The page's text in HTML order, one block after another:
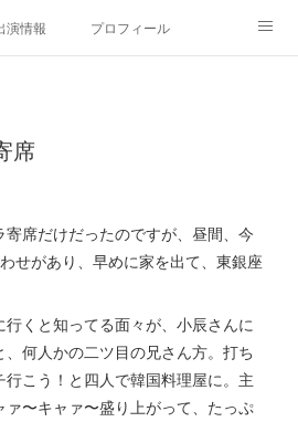
演情報 プロフィール
席
席だけだったのですが、昼間、今
せがあり、早めに家を出て、東銀座
くと知ってる面々が、小辰さんに
何人かの二ツ目の兄さん方。打ち
こう！と四人で韓国料理屋に。主
〜キャァ〜盛り上がって、たっぷ